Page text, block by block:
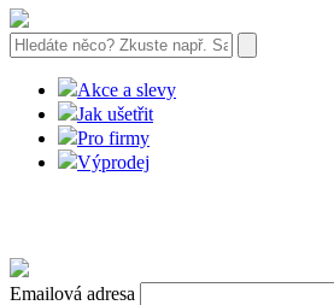
Akce a slevy
Jak ušetřit
Pro firmy
Výprodej
Emailová adresa